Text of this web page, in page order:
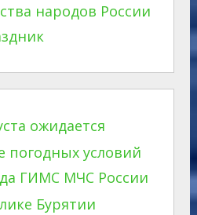
народов России
ожидается
погодных условий
ГИМС МЧС России
Бурятии